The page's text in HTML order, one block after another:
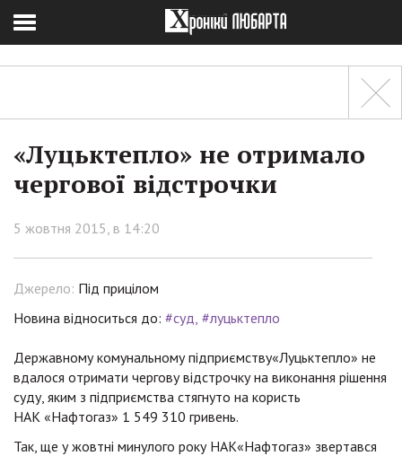
«Луцьктепло» не отримало
чергової відстрочки
5 жовтня 2015, в 14:20
Джерело: Під прицілом
Новина відноситься до: #суд #луцьктепло
Державному комунальному підприємству«Луцьктепло» не
вдалося отримати чергову відстрочку на виконання рішення
суду, яким з підприємства стягнуто на користь
НАК «Нафтогаз» 1 549 310 гривень.
Так, ще у жовтні минулого року НАК«Нафтогаз» звертався